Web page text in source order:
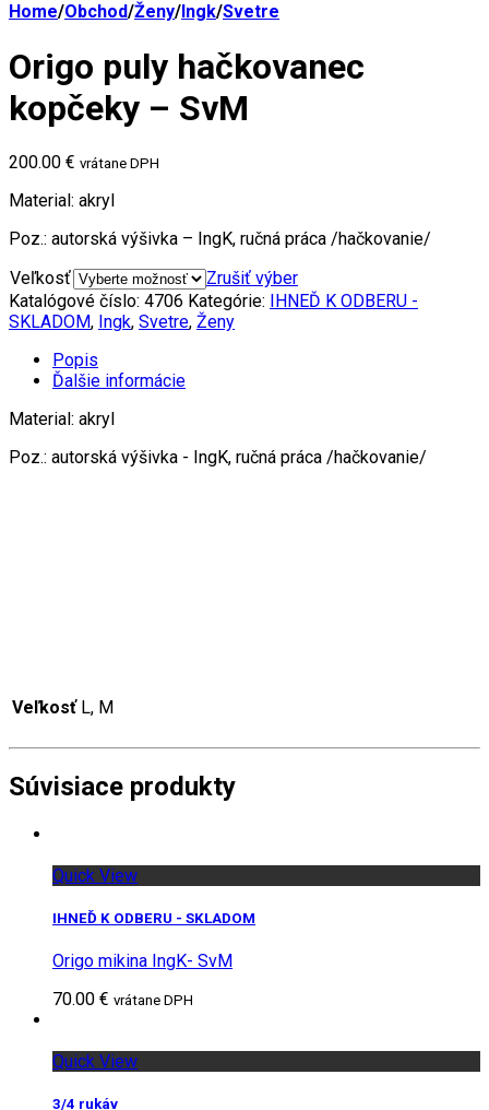
Home/Obchod/Ženy/ Ingk/Svetre
Origo puly hačkovanec
kopčeky – SvM
200.00 € vrátane DPH
Material: akryl
Poz.: autorská výšivka – IngK, ručná práca /hačkovanie/
Veľkosť
Zrušiť výber
Katalógové číslo: 4706 Kategórie: IHNEĎ K ODBERU -
SKLADOM, Ingk, Svetre, Ženy
Popis
Ďalšie informácie
Material: akryl
Poz.: autorská výšivka - IngK, ručná práca /hačkovanie/
Veľkosť L, M
Súvisiace produkty
Quick View
IHNEĎ K ODBERU - SKLADOM
Origo mikina IngK- SvM
70.00 € vrátane DPH
Quick View
3/4 rukáv